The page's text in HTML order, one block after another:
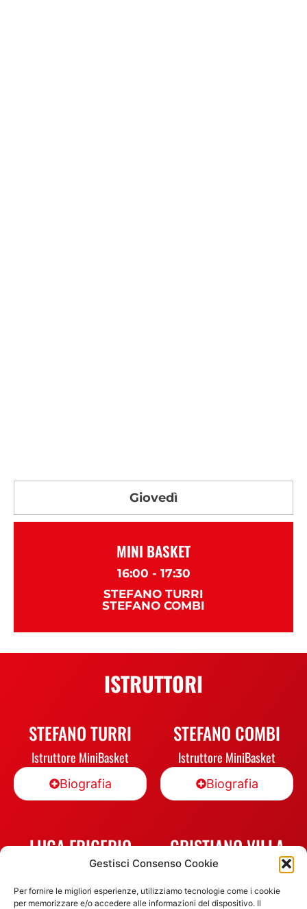
Gestisci Consenso Cookie
Per fornire le migliori esperienze, utilizziamo tecnologie come i cookie
per memorizzare e/o accedere alle informazioni del dispositivo. Il
Giovedì
MINI BASKET
16:00 - 17:30
STEFANO TURRI
STEFANO COMBI
ISTRUTTORI
STEFANO TURRI
Istruttore MiniBasket
Biografia
STEFANO COMBI
Istruttore MiniBasket
Biografia
LUCA FRIGERIO
Istruttore Basket
Biografia
CRISTIANO VILLA
Istruttore Basket
Biografia